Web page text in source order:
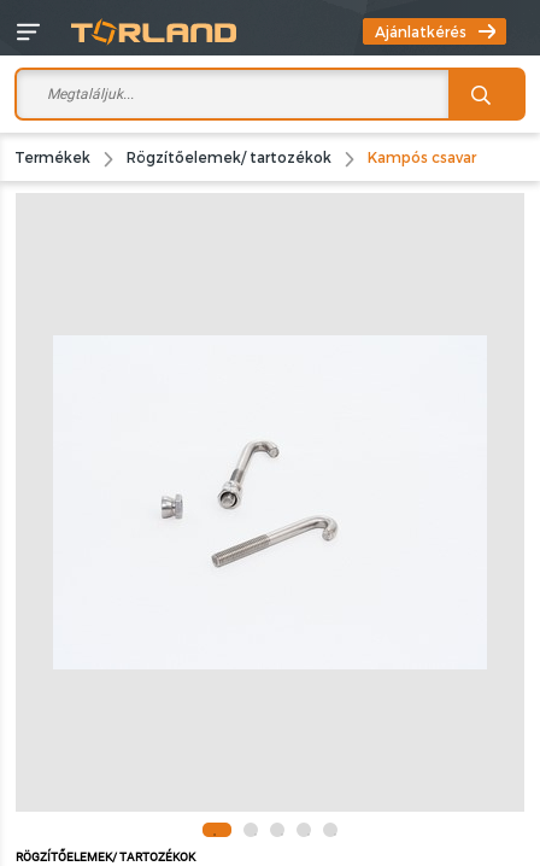
Ajánlatkérés
Termékek Rögzítőelemek/ tartozékok Kampós csavar
RÖGZÍTŐELEMEK/ TARTOZÉKOK